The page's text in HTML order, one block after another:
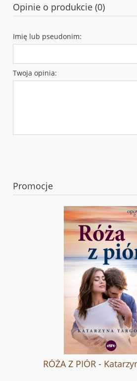
Opinie o produkcie (0)
Imię lub pseudonim:
Twoja opinia:
Promocje
RÓŻA Z PIÓR -